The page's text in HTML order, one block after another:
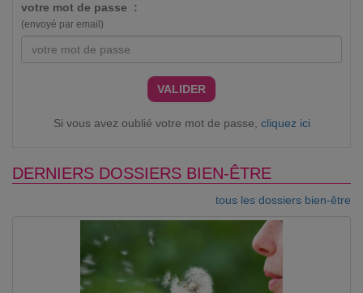
votre mot de passe :
(envoyé par email)
VALIDER
Si vous avez oublié votre mot de passe, cliquez ici
DERNIERS DOSSIERS BIEN-ÊTRE
tous les dossiers bien-être